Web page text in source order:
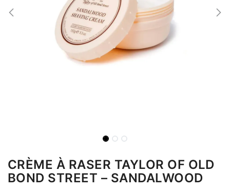
CRÈME À RASER TAYLOR OF OLD
BOND STREET – SANDALWOOD